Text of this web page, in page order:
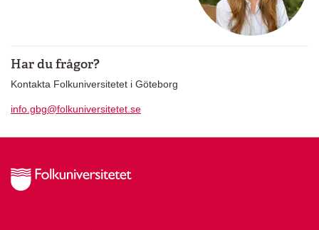
Har du frågor?
Kontakta Folkuniversitetet i Göteborg
info.gbg@folkuniversitetet.se